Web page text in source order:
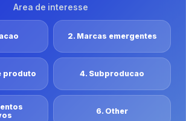
Area de interesse
2. Marcas emergentes
produto 4. Subproducao
6. Other